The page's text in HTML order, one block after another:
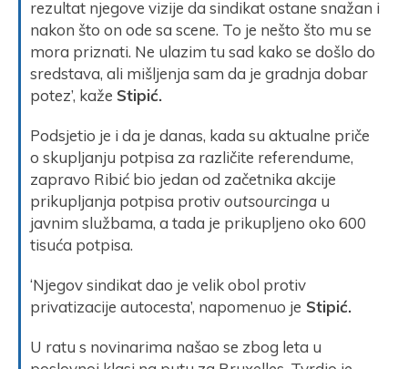
rezultat njegove vizije da sindikat ostane snažan i
nakon što on ode sa scene. To je nešto što mu se
mora priznati. Ne ulazim tu sad kako se došlo do
sredstava, ali mišljenja sam da je gradnja dobar
potez’, kaže Stipić.
Podsjetio je i da je danas, kada su aktualne priče
o skupljanju potpisa za različite referendume,
zapravo Ribić bio jedan od začetnika akcije
prikupljanja potpisa protivoutsourcinga u
javnim službama, a tada je prikupljeno oko 600
tisuća potpisa.
‘Njegov sindikat dao je velik obol protiv
privatizacije autocesta’, napomenuo je Stipić.
U ratu s novinarima našao se zbog leta u